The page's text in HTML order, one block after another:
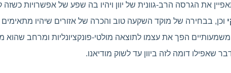
את הגרסה הרב-גוונית של יוון ויהיו בה שפע של אפשרויות כשזה
וכן, בבחירה של מוקד השקעה טוב והכרה של אזורים שיהיו
הפך את עצמו לתוצאה מולטי-פונקציונליות ומרחב
שאפילו דומה לזה ביוון עד לשוק מודיאנו.